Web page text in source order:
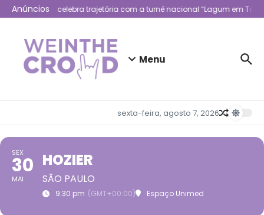
Ir para o conteúdo
Anúncios
Lagum celebra trajetória com a turnê nacional “Lagum em Todo
Menu
sexta-feira, agosto 7, 2026
SEX
30
MAI
HOZIER
SÃO PAULO
9:30 pm (GMT+00:00) Espaço Unimed